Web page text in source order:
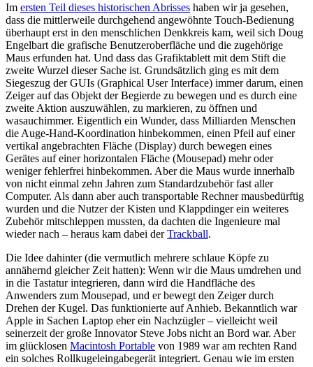
Im ersten Teil dieses historischen Abrisses haben wir ja gesehen,
dass die mittlerweile durchgehend angewöhnte Touch-Bedienung
überhaupt erst in den menschlichen Denkkreis kam, weil sich Doug
Engelbart die grafische Benutzeroberfläche und die zugehörige
Maus erfunden hat. Und dass das Grafiktablett mit dem Stift die
zweite Wurzel dieser Sache ist. Grundsätzlich ging es mit dem
Siegeszug der GUIs (Graphical User Interface) immer darum, einen
Zeiger auf das Objekt der Begierde zu bewegen und es durch eine
zweite Aktion auszuwählen, zu markieren, zu öffnen und
wasauchimmer. Eigentlich ein Wunder, dass Milliarden Menschen
die Auge-Hand-Koordination hinbekommen, einen Pfeil auf einer
vertikal angebrachten Fläche (Display) durch bewegen eines
Gerätes auf einer horizontalen Fläche (Mousepad) mehr oder
weniger fehlerfrei hinbekommen. Aber die Maus wurde innerhalb
von nicht einmal zehn Jahren zum Standardzubehör fast aller
Computer. Als dann aber auch transportable Rechner mausbedürftig
wurden und die Nutzer der Kisten und Klappdinger ein weiteres
Zubehör mitschleppen mussten, da dachten die Ingenieure mal
wieder nach – heraus kam dabei derTrackball.
Die Idee dahinter (die vermutlich mehrere schlaue Köpfe zu
annähernd gleicher Zeit hatten): Wenn wir die Maus umdrehen und
in die Tastatur integrieren, dann wird die Handfläche des
Anwenders zum Mousepad, und er bewegt den Zeiger durch
Drehen der Kugel. Das funktionierte auf Anhieb. Bekanntlich war
Apple in Sachen Laptop eher ein Nachzügler – vielleicht weil
seinerzeit der große Innovator Steve Jobs nicht an Bord war. Aber
im glücklosen Macintosh Portable von 1989 war am rechten Rand
ein solches Rollkugeleingabegerät integriert. Genau wie im ersten